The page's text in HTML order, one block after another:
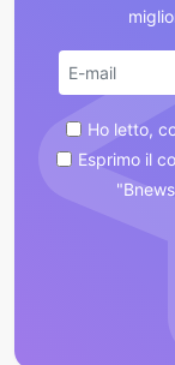
Ho letto,
Esprimo il